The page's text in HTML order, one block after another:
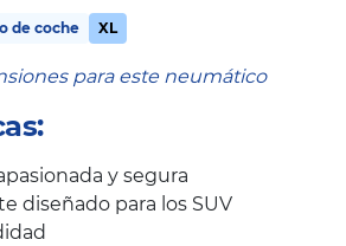
de coche XL
para este neumático
y segura
diseñado para los SUV